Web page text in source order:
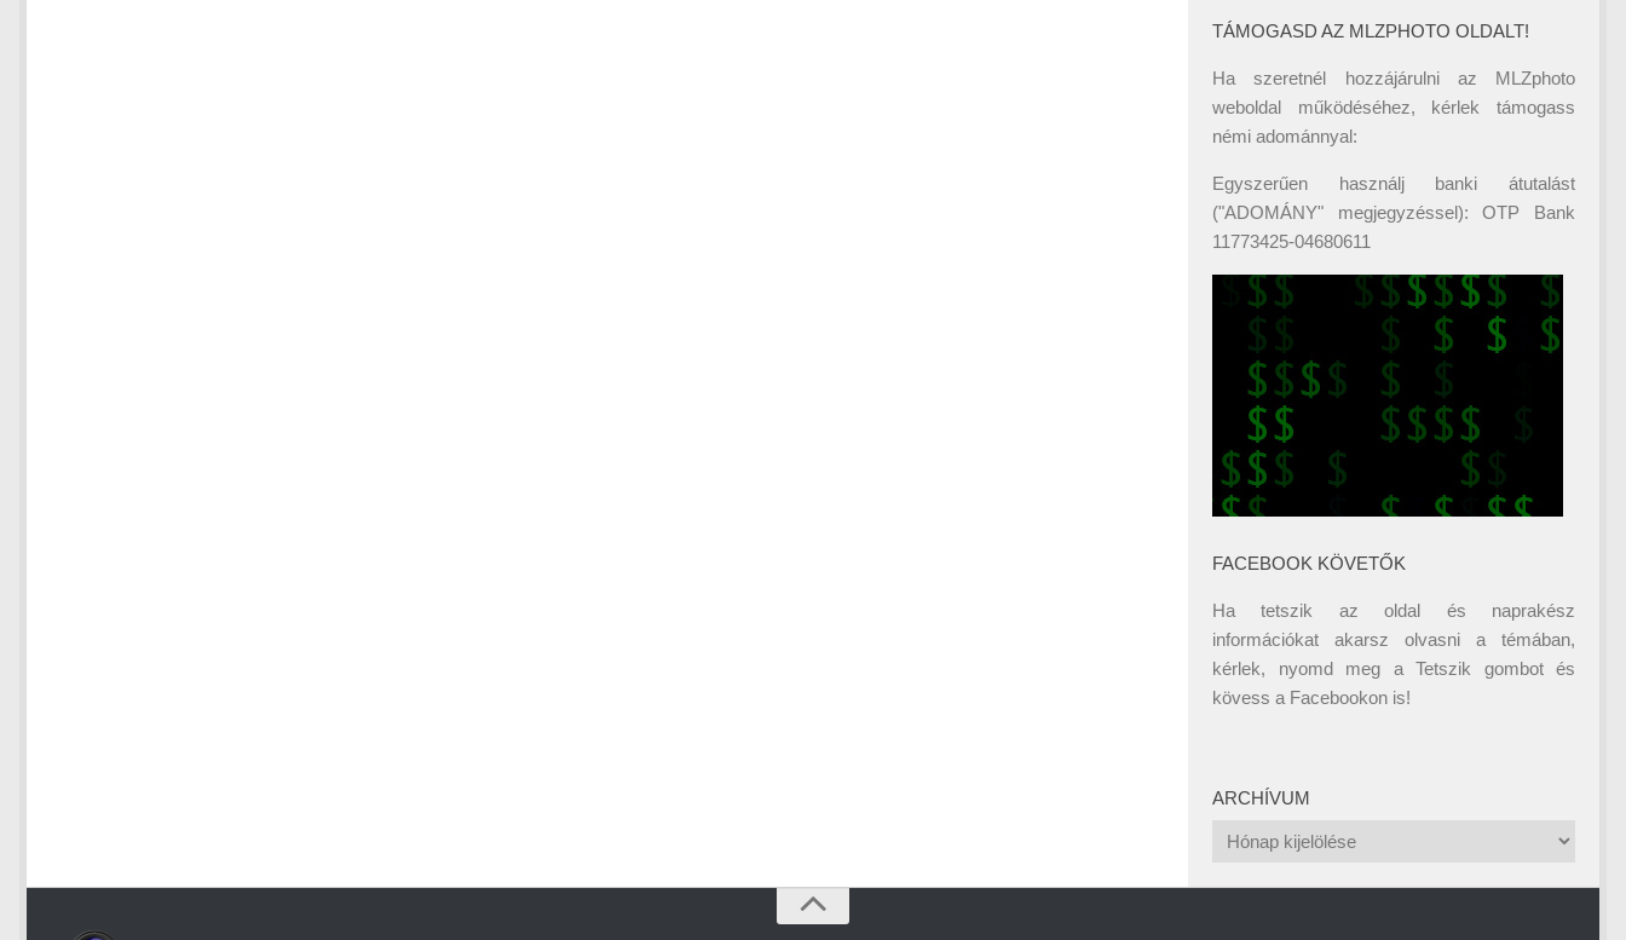
TÁMOGASD AZ MLZPHOTO OLDALT!
Ha szeretnél hozzájárulni az MLZphoto
weboldal működéséhez, kérlek támogass
némi adománnyal:
Egyszerűen használj banki átutalást
("ADOMÁNY" megjegyzéssel): OTP Bank
11773425-04680611
FACEBOOK KÖVETŐK
Ha tetszik az oldal és naprakész
információkat akarsz olvasni a témában,
kérlek, nyomd meg a Tetszik gombot és
kövess a Facebookon is!
ARCHÍVUM
Archívum